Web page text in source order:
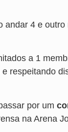
4 e
a 1
respeitando
por um
na Arena